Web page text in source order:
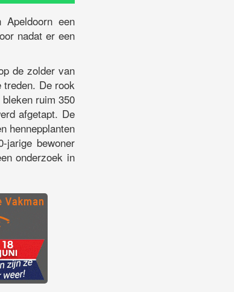
een
nadat er een
de zolder van
treden. De rook
ruim 350
afgetapt. De
hennepplanten
jarige bewoner
onderzoek in